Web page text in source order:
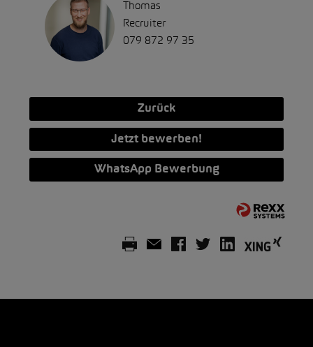
Thomas
Recruiter
079 872 97 35
Zurück
Jetzt bewerben!
WhatsApp Bewerbung